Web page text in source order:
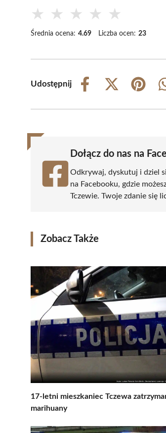
★ ★ ★ ★ ★
Średnia ocena: 4.69 Liczba ocen: 23
Udostępnij
Share
Share
(Twitter)
Share
Dołącz do nas na
Odkrywaj, dyskutuj i dziel
na Facebooku, gdzie
Tczewie. Twoje zdanie się
Zobacz Także
17-letni mieszkaniec Tczewa
marihuany